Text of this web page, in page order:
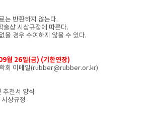
는 반환하지 않는다.
술상 시상규정에 따른다.
을 경우 수여하지 않을 수 있다.
월 26일(금) (기한연장)
회 이메일(rubber@rubber.or.kr)
추천서 양식
상규정